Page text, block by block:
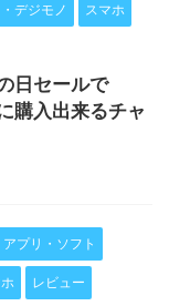
デジモノ スマホ
日セールで
購入出来るチャ
アプリ・ソフト
レビュー